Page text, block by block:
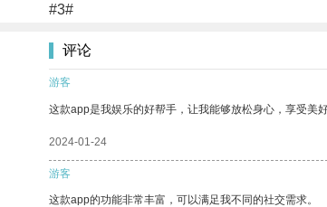
#3#
评论
游客
这款app是我娱乐的好帮手，让我能够放松身心，享受美好
2024-01-24
游客
这款app的功能非常丰富，可以满足我不同的社交需求。